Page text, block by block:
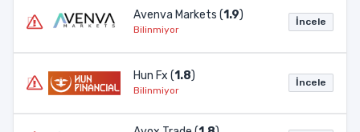
Avenva Markets (1.9)
Bilinmiyor
İncele
Hun Fx (1.8)
Bilinmiyor
İncele